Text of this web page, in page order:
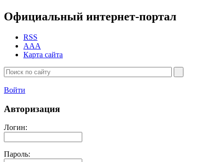
Официальный интернет-портал
RSS
AAA
Карта сайта
Войти
Авторизация
Логин:
Пароль: